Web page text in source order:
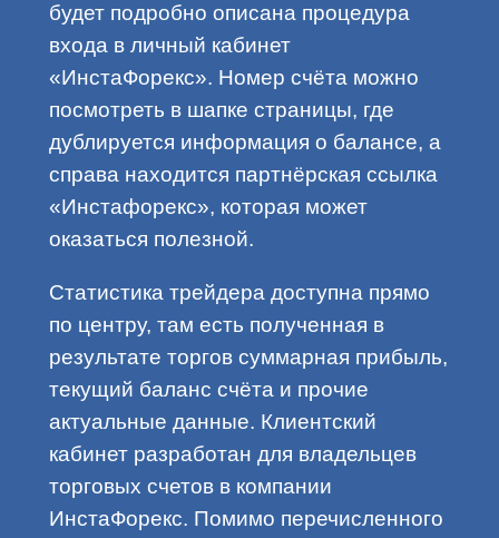
будет подробно описана процедура
входа в личный кабинет
«ИнстаФорекс». Номер счёта можно
посмотреть в шапке страницы, где
дублируется информация о балансе, а
справа находится партнёрская ссылка
«Инстафорекс», которая может
оказаться полезной.
Статистика трейдера доступна прямо
по центру, там есть полученная в
результате торгов суммарная прибыль,
текущий баланс счёта и прочие
актуальные данные. Клиентский
кабинет разработан для владельцев
торговых счетов в компании
ИнстаФорекс. Помимо перечисленного